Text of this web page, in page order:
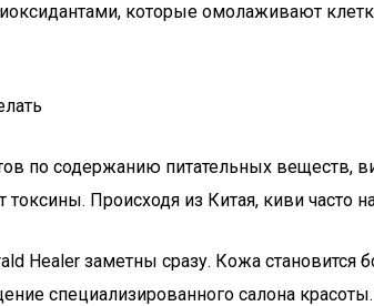
которые омолаживают
по содержанию питательных веществ,
Происходя из Китая, киви
Healer заметны сразу. Кожа
специализированного салона